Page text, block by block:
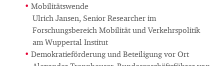
Mobilitätswende
Ulrich Jansen, Senior Researcher im
Forschungsbereich Mobilität und Verkehrspolitik
am Wuppertal Institut
Demokratieförderung und Beteiligung vor Ort